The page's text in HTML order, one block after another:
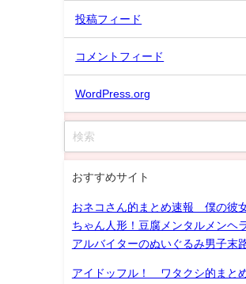
投稿フィード
コメントフィード
WordPress.org
おすすめサイト
おネコさん的まとめ速報 僕の彼
ちゃん人形！豆腐メンタルメンヘ
アルバイターのぬいぐるみ男子末
アイドッフル！ ワタクシ的まと